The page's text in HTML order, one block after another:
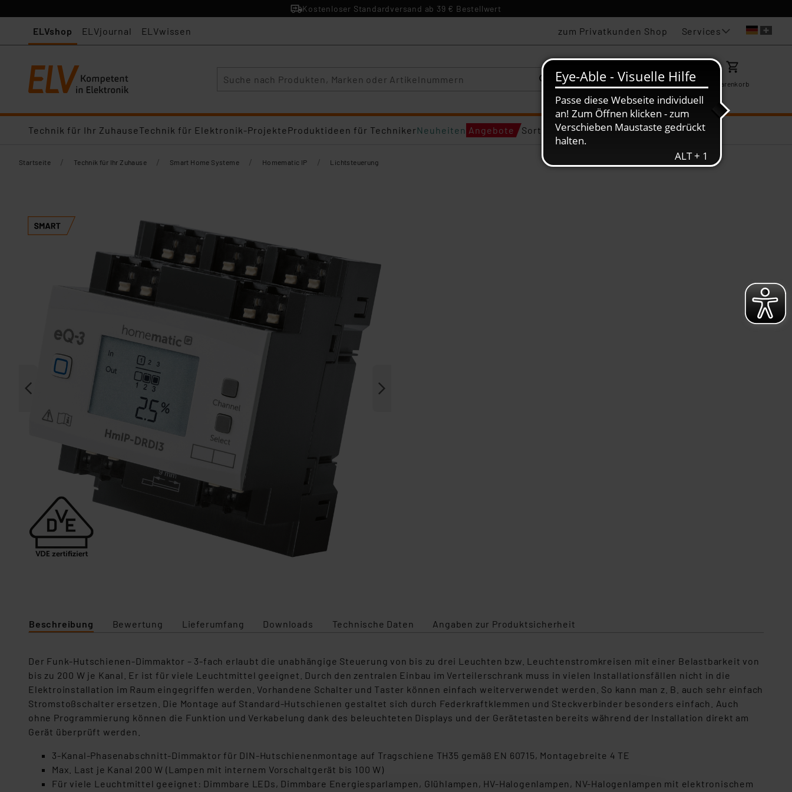
Kostenloser Standardversand ab 39 € Bestellwert
ELVshop ELVjournal ELVwissen zum Privatkunden Shop Services
KarriereMein ELV Merkzettel Warenkorb
Technik für Ihr ZuhauseTechnik für Elektronik-ProjekteProduktideen für TechnikerNeuheiten Angebote Sortiments-Deals
Startseite / Technik für Ihr Zuhause / Smart Home Systeme / Homematic IP / Lichtsteuerung
Beschreibung Bewertung Lieferumfang Downloads Technische Daten Angaben zur Produktsicherheit
Der Funk-Hutschienen-Dimmaktor – 3-fach erlaubt die unabhängige Steuerung von bis zu drei Leuchten bzw. Leuchtenstromkreisen mit einer Belastbarkeit von
bis zu 200 W je Kanal. Er ist für viele Leuchtmittel geeignet. Durch den zentralen Einbau im Verteilerschrank muss in vielen Installationsfällen nicht in die
Elektroinstallation im Raum eingegriffen werden. Vorhandene Schalter und Taster können einfach weiterverwendet werden. So kann man z. B. auch sehr einfach
Stromstoßschalter ersetzen. Die Montage auf Standard-Hutschienen gestaltet sich durch Federkraftklemmen und Steckverbinder besonders einfach. Auch
ohne Programmierung können die Funktion und Verkabelung dank des beleuchteten Displays und der Gerätetasten bereits während der Installation direkt am
Gerät überprüft werden.
3-Kanal-Phasenabschnitt-Dimmaktor für DIN-Hutschienenmontage auf Tragschiene TH35 gemäß EN 60715, Montagebreite 4 TE
Max. Last je Kanal 200 W (Lampen mit internem Vorschaltgerät bis 100 W)
Für viele Leuchtmittel geeignet: Dimmbare LEDs, Dimmbare Energiesparlampen, Glühlampen, HV-Halogenlampen, NV-Halogenlampen mit elektronischem